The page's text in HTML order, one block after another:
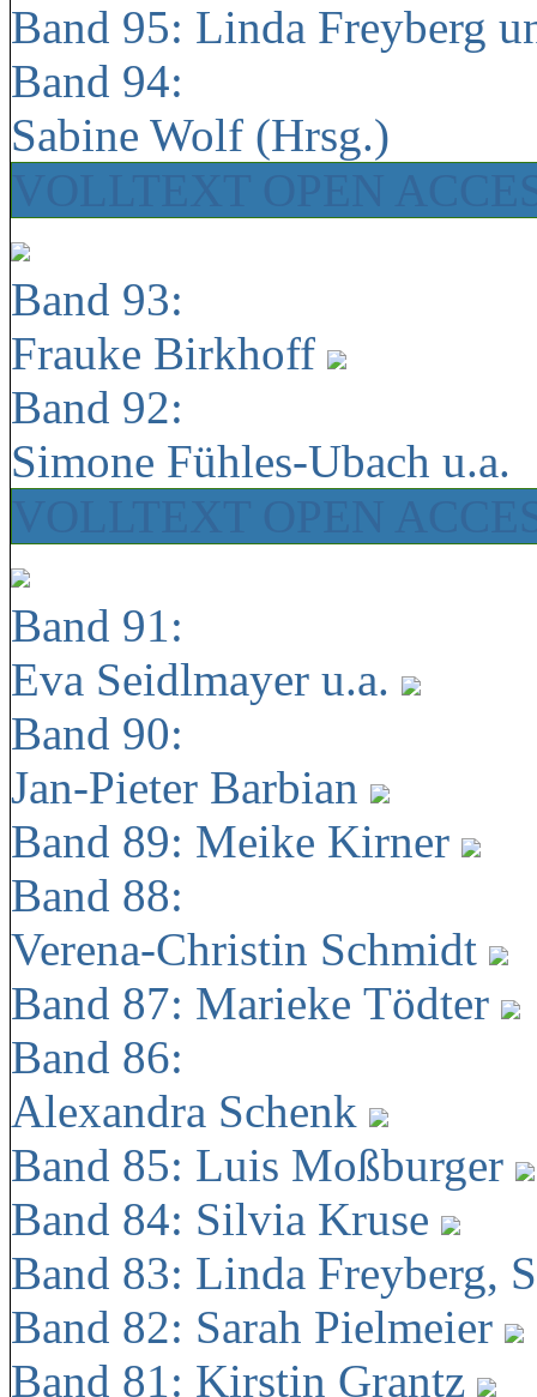
Band 95: Linda Freyberg
Band 94:
Sabine Wolf (Hrsg.)
Band 93:
Frauke Birkhoff
Band 92:
Simone Fühles-Ubach u.a.
Band 91:
Eva Seidlmayer u.a.
Band 90:
Jan-Pieter Barbian
Band 89: Meike Kirner
Band 88:
Verena-Christin Schmidt
Band 87: Marieke Tödter
Band 86:
Alexandra Schenk
Band 85: Luis Moßburger
Band 84: Silvia Kruse
Band 83: Linda Freyberg,
Band 82: Sarah Pielmeier
Band 81: Kirstin Grantz